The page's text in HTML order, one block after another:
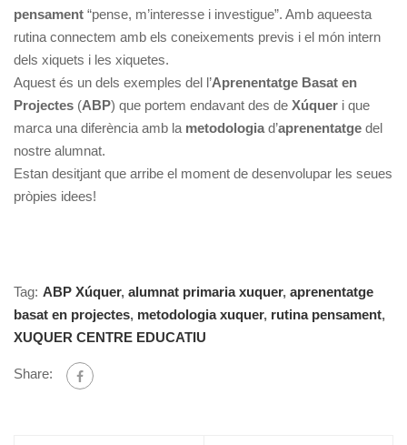
pensament “pense, m’interesse i investigue”. Amb aqueesta
rutina connectem amb els coneixements previs i el món intern
dels xiquets i les xiquetes.
Aquest és un dels exemples del l’Aprenentatge Basat en
Projectes (ABP) que portem endavant des de Xúquer i que
marca una diferència amb la metodologia d’aprenentatge del
nostre alumnat.
Estan desitjant que arribe el moment de desenvolupar les seues
pròpies idees!
Tag: ABP Xúquer, alumnat primaria xuquer, aprenentatge
basat en projectes, metodologia xuquer, rutina pensament,
XUQUER CENTRE EDUCATIU
Share: